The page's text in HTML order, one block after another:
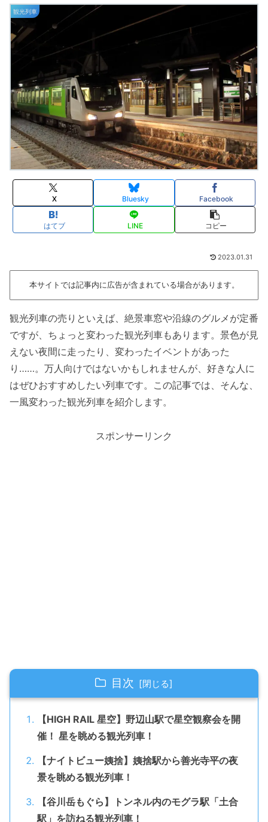
観光列車
X Bluesky Facebook
はてブ LINE コピー
2023.01.31
本サイトでは記事内に広告が含まれている場合があります。
観光列車の売りといえば、絶景車窓や沿線のグルメが定番
ですが、ちょっと変わった観光列車もあります。景色が見
えない夜間に走ったり、変わったイベントがあった
り……。万人向けではないかもしれませんが、好きな人に
はぜひおすすめしたい列車です。この記事では、そんな、
一風変わった観光列車を紹介します。
スポンサーリンク
目次
【HIGH RAIL 星空】野辺山駅で星空観察会を開
催！ 星を眺める観光列車！
【ナイトビュー姨捨】姨捨駅から善光寺平の夜
景を眺める観光列車！
【谷川岳もぐら】トンネル内のモグラ駅「土合
駅」を訪ねる観光列車！